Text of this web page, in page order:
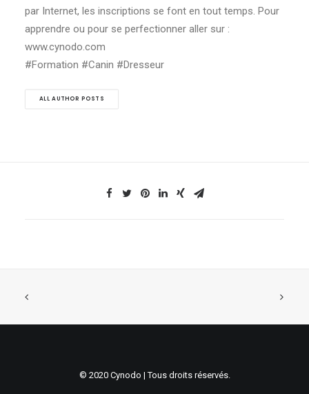
par Internet, les inscriptions se font en tout temps. Pour
apprendre ou pour se perfectionner aller sur :
www.cynodo.com
#Formation #Canin #Dresseur
ALL AUTHOR POSTS
© 2020 Cynodo | Tous droits réservés.